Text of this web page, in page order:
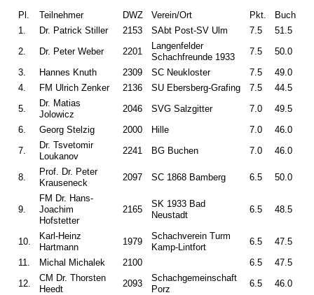
Pl. Teilnehmer DWZ Verein/Ort Pkt.
Buch
1.
Dr. Patrick Stiller 2153 SAbt Post-SV Ulm 7.5
51.5
2.
Dr. Peter Weber 2201
Langenfelder
Schachfreunde 1933
7.5
50.0
3.
Hannes Knuth 2309 SC Neukloster 7.5
49.0
4.
FM Ulrich Zenker 2136 SU Ebersberg-Grafing 7.5
44.5
5.
Dr. Matias
Jolowicz
2046 SVG Salzgitter 7.0
49.5
6.
Georg Stelzig 2000 Hille 7.0
46.0
7.
Dr. Tsvetomir
Loukanov
2241 BG Buchen 7.0 46.0
8.
Prof. Dr. Peter
Krauseneck
2097 SC 1868 Bamberg 6.5 50.0
9.
FM Dr. Hans-
Joachim
Hofstetter
2165
SK 1933 Bad
Neustadt
6.5 48.5
10.
Karl-Heinz
Hartmann
1979
Schachverein Turm
Kamp-Lintfort
6.5
47.5
11.
Michal Michalek 2100 6.5
47.5
12.
CM Dr. Thorsten
Heedt
2093
Schachgemeinschaft
Porz
6.5 46.0